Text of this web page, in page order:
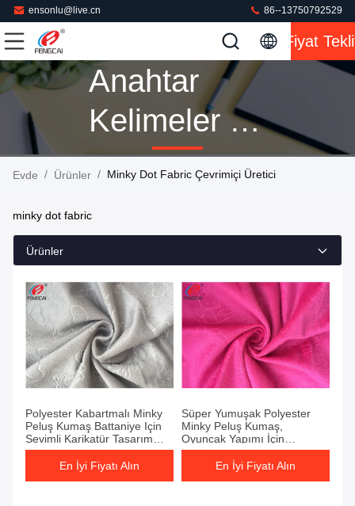
ensonlu@live.cn 86--13750792529
Fiyat
Anahtar
Kelimeler [
Minky Dot
Kibrit 160
Ürünler
Evde / Ürünler / Minky Dot Fabric Çevrimiçi Üretici
minky dot fabric
Ürünler
Polyester Kabartmalı Minky
Peluş Kumaş Battaniye Için
Sevimli Karikatür Tasarım
Velboa Kumaş
En İyi Fiyatı Alın
Süper Yumuşak Polyester
Minky Peluş Kumaş,
Oyuncak Yapımı İçin
Kabartmalı Velboa Kumaş
En İyi Fiyatı Alın